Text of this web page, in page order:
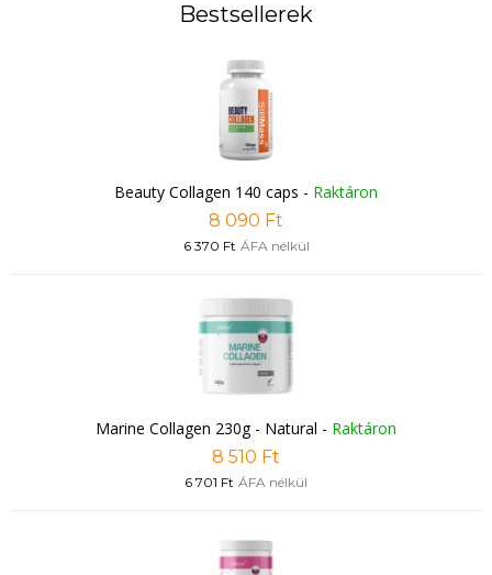
Bestsellerek
Beauty Collagen 140 caps - Raktáron
8 090 Ft
6 370 Ft ÁFA nélkül
Marine Collagen 230g - Natural - Raktáron
8 510 Ft
6 701 Ft ÁFA nélkül